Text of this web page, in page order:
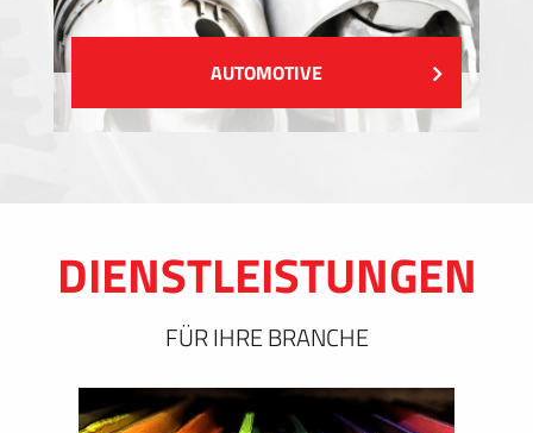
AUTOMOTIVE
DIENSTLEISTUNGEN
FÜR IHRE BRANCHE